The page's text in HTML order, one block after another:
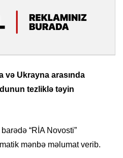
və Ukrayna arasında
tezliklə təyin
“RİA Novosti”
mənbə məlumat verib.